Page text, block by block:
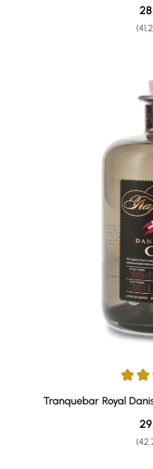
Average rating of 4.8 out of
Tranquebar Royal